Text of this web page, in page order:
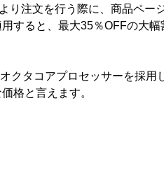
り注文を行う際に、商品ペー
すると、最大35％OFFの大
クタコアプロセッサーを採用
格と言えます。